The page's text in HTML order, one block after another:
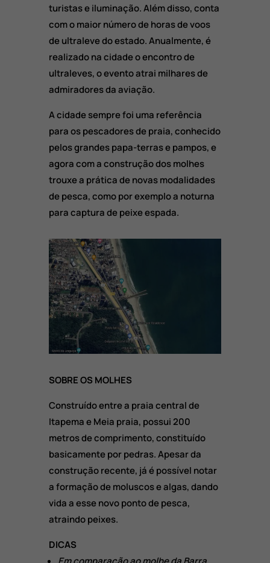
turistas e iluminação. Além disso, conta
com o maior número de horas de voos
de ultraleve do estado. Anualmente, é
realizado na cidade o encontro de
ultraleves, o evento atrai milhares de
admiradores da aviação.
A cidade sempre foi uma referência
para os pescadores de praia, conhecido
pelos grandes papa-terras e pampos, e
agora com a construção dos molhes
trouxe a prática de novas modalidades
de pesca, como por exemplo a noturna
para captura de peixe espada.
SOBRE OS MOLHES
Construído entre a praia central de
Itapema e Meia praia, possui 200
metros de comprimento, constituído
basicamente por pedras. Apesar da
construção recente, já é possível notar
a formação de moluscos e algas, dando
vida a esse novo ponto de pesca,
atraindo peixes.
DICAS